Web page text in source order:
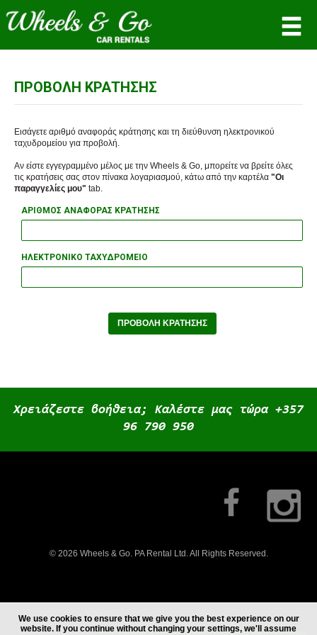
Όνομα χρήστη
ΣΎΝΔΕΣΗ
Δεν είστε μέλος; Εγγραφείτε τώρα!
ΠΡΟΒΟΛΉ ΚΡΆΤΗΣΗΣ
Εισάγετε αριθμό αναφοράς κράτησης και τη διεύθυνση ηλεκτρονικού
ταχυδρομείου για προβολή.
Αν είστε εγγεγραμμένο μέλος με την Wheels & Go, μπορείτε να βρείτε όλες
τις κρατήσεις σας στον πίνακα λογαριασμού, κάτω από την καρτέλα "Οι
παραγγελίες μου" tab.
ΑΡΙΘΜΌΣ ΑΝΑΦΟΡΆΣ ΚΡΆΤΗΣΗΣ
ΗΛΕΚΤΡΟΝΙΚΌ ΤΑΧΥΔΡΟΜΕΊΟ
ΠΡΟΒΟΛΉ ΚΡΆΤΗΣΗΣ
Χρειάζεστε βοήθεια; Καλέστε μας τώρα +357
96 790 950
© 2026 Wheels & Go. PA Rental Ltd. All Rights Reserved.
We use cookies to ensure that we give you the best experience on our
website. If you continue without changing your settings, we'll assume